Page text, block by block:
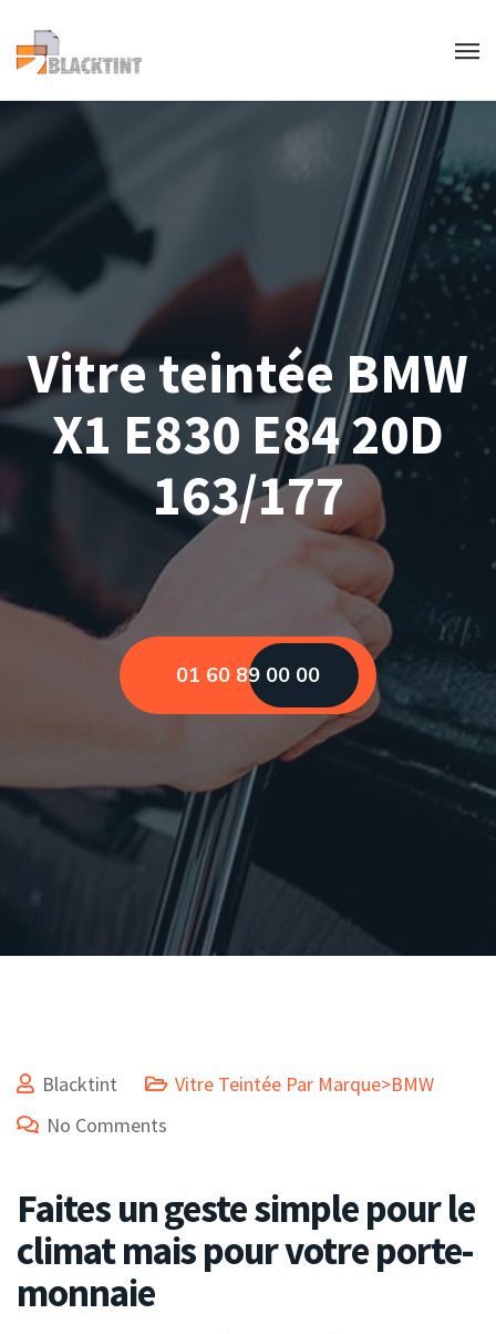
Vitre teintée BMW
X1 E830 E84 20D
163/177
01 60 89 00 00
Blacktint
Vitre Teintée Par Marque>BMW
No Comments
Faites un geste simple pour le
climat mais pour votre porte-
monnaie